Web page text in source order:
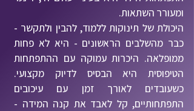
ומעורר השתאות.
היכולת של תינוקות ללמוד, להבין ולתקשר -
כבר מהשלבים הראשונים - היא לא פחות
ממופלאה. היכרות עמוקה עם ההתפתחות
הטיפוסית היא הבסיס לדיוק מקצועי.
כשעובדים לאורך זמן עם עיכובים
התפתחותיים, קל לאבד את קנה המידה -